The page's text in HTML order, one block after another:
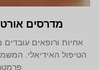
מדרסים
אחיות ורופאים
הטיפול האידיאלי.